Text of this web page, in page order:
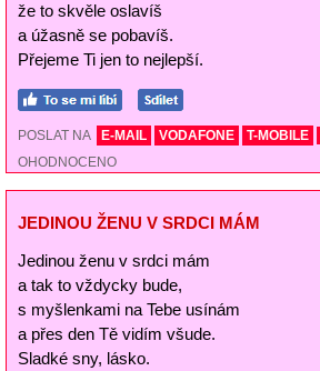
že to skvěle oslavíš
a úžasně se pobavíš.
Přejeme Ti jen to nejlepší.
POSLAT NA E-MAIL VODAFONE T-MOBILE
OHODNOCENO
JEDINOU ŽENU V SRDCI MÁM
Jedinou ženu v srdci mám
a tak to vždycky bude,
s myšlenkami na Tebe usínám
a přes den Tě vidím všude.
Sladké sny, lásko.